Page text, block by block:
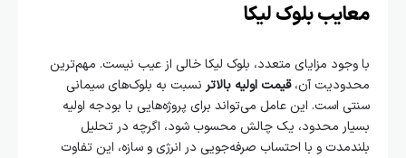
معایب بلوک لیکا
با وجود مزایای متعدد، بلوک لیکا خالی از عیب نیست. مهم‌ترین
محدودیت آن،قیمت اولیه بالاتر نسبت به بلوک‌های سیمانی
سنتی است. این عامل می‌تواند برای پروژه‌هایی با بودجه اولیه
بسیار محدود، یک چالش محسوب شود، اگرچه در تحلیل
بلندمدت و با احتساب صرفه‌جویی در انرژی و سازه، این تفاوت